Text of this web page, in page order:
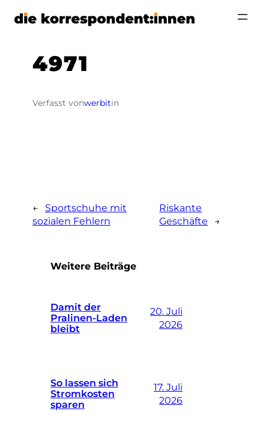
Zum
4971
Verfasst vonwerbitin
←
Sportschuhe mit
sozialen Fehlern
Riskante
Geschäfte
→
Weitere Beiträge
Damit der
Pralinen-Laden
bleibt
20. Juli
2026
So lassen sich
Stromkosten
sparen
17. Juli
2026